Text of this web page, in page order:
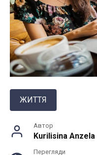
ЖИТТЯ
Автор
Kurilisina Anzela
Перегляди